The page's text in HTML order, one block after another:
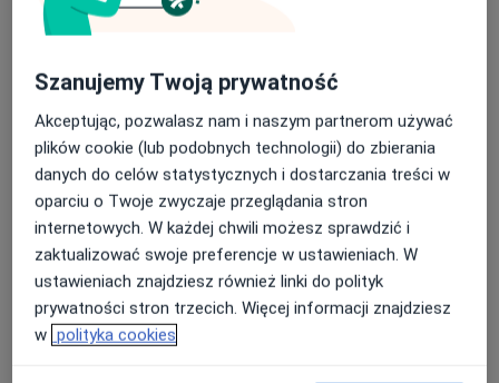
Bezpieczne płatności
mgr Łukasz Piętal
Psycholog ·Więcej
58 opinii
Adres Online
Widzewska 42D/3, Łódź•Mapa
Fundacja Siła Wyboru
Konsultacja psychologiczna
Szanujemy Twoją prywatność
Akceptując, pozwalasz nam i naszym partnerom używać
plików cookie (lub podobnych technologii) do zbierania
danych do celów statystycznych i dostarczania treści w
oparciu o Twoje zwyczaje przeglądania stron
internetowych. W każdej chwili możesz sprawdzić i
zaktualizować swoje preferencje w ustawieniach. W
ustawieniach znajdziesz również linki do polityk
prywatności stron trzecich. Więcej informacji znajdziesz
w polityka cookies